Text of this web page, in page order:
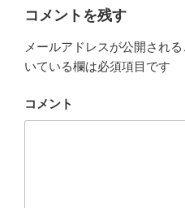
ー
コメントを残す
メールアドレスが公開される
いている欄は必須項目です
コメント